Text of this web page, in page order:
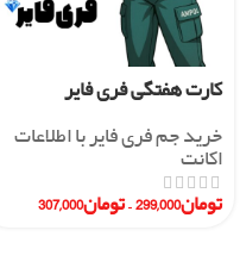
کارت هفتگی فری فایر
خرید جم فری فایر با اطلاعات
اکانت
تومان299,000
–تومان307,000